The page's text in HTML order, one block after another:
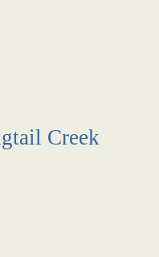
Creek